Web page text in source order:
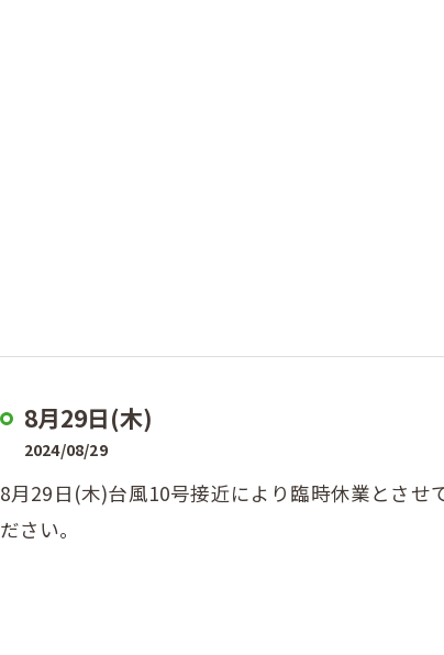
8月29日(木)
2024/08/29
8月29日(木)台風10号接近により臨時休業とさせ
ださい。